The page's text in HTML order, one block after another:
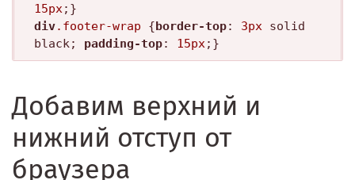
15px
div.footer-wrap {border-top: 3px solid
black; padding-top: 15px
Добавим верхний и
нижний отступ от
браузера